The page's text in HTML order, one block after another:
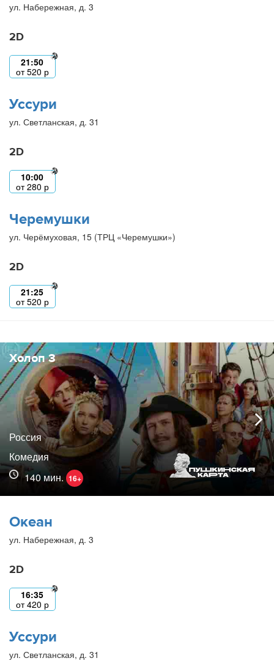
ул. Набережная, д. 3
2D
21:50
от520 р
Уссури
ул. Светланская, д. 31
2D
10:00
от280 р
Черемушки
ул. Черёмуховая, 15 (ТРЦ «Черемушки»)
2D
21:25
от520 р
Холоп 3
Россия
Комедия
140 мин. 16+
Океан
ул. Набережная, д. 3
2D
16:35
от420 р
Уссури
ул. Светланская, д. 31